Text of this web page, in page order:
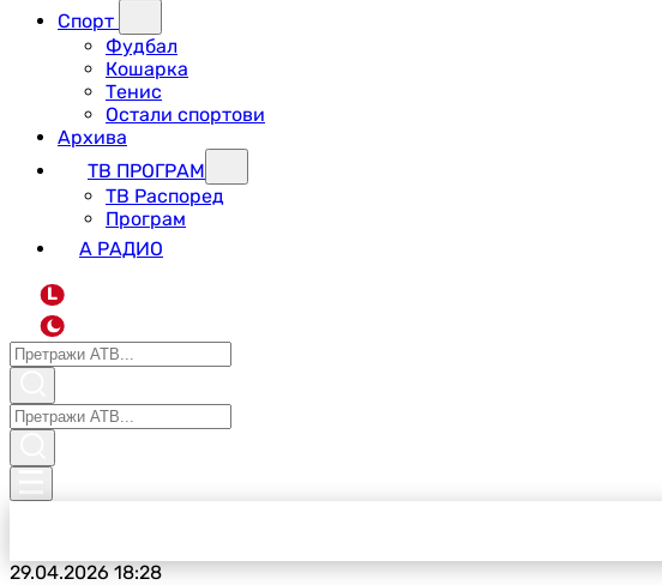
Спорт
Фудбал
Кошарка
Тенис
Остали спортови
Архива
ТВ ПРОГРАМ
ТВ Распоред
Програм
А РАДИО
L
29.04.202618:28